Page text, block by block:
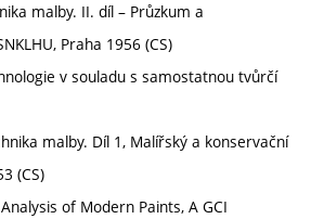
malby. II. díl – Průzkum a
Praha 1956 (CS)
v souladu s samostatnou tvůrčí
malby. Díl 1, Malířský a konservační
(CS)
of Modern Paints, A GCI